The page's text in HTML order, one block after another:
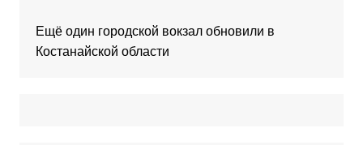
Ещё один городской вокзал обновили в
Костанайской области